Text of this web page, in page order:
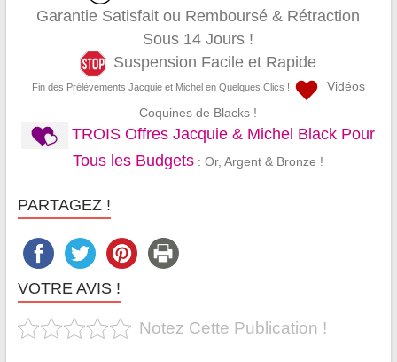
Garantie Satisfait ou Remboursé & Rétraction
Sous 14 Jours !
Suspension Facile et Rapide
Fin des Prélèvements Jacquie et Michel en Quelques Clics !
Vidéos
Coquines de Blacks !
TROIS Offres Jacquie & Michel Black Pour
Tous les Budgets : Or, Argent & Bronze !
PARTAGEZ !
VOTRE AVIS !
Notez Cette Publication !